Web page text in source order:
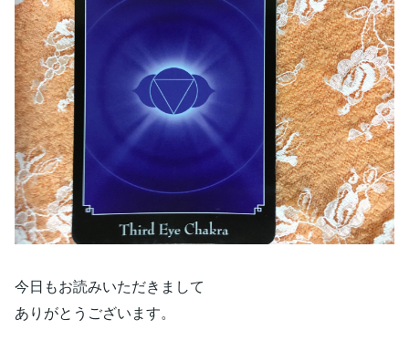
今日もお読みいただきまして
ありがとうございます。